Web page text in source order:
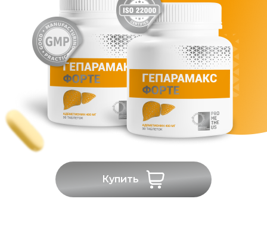
Купить